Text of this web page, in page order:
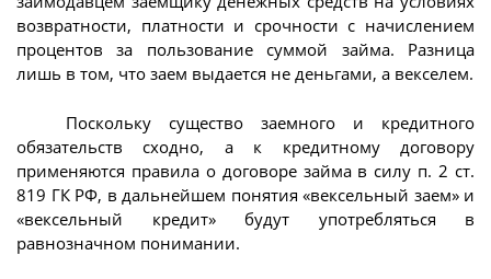
возвратности, платности и срочности с начислением
процентов за пользование суммой займа. Разница
лишь в том, что заем выдается не деньгами, а векселем.
Поскольку существо заемного и кредитного
обязательств сходно, а к кредитному договору
применяются правила о договоре займа в силу п. 2 ст.
819 ГК РФ, в дальнейшем понятия «вексельный заем» и
«вексельный кредит» будут употребляться в
равнозначном понимании.